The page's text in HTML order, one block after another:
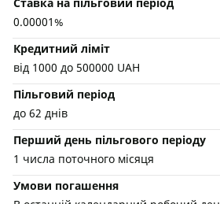
0.00001%
Кредитний ліміт
від 1000 до 500000 UAH
Пільговий період
до 62 днів
Перший день пільгового періоду
1 числа поточного місяця
Умови погашення